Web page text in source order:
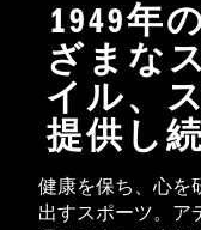
1949年
ざまな
イル、
提供し
健康を保ち、心を
出すスポーツ。ア